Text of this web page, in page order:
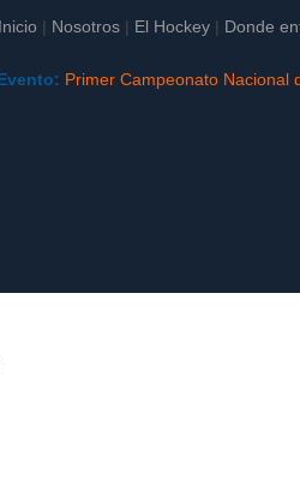
Inicio | Nosotros | El Hockey | Donde
Primer Campeonato Nacional